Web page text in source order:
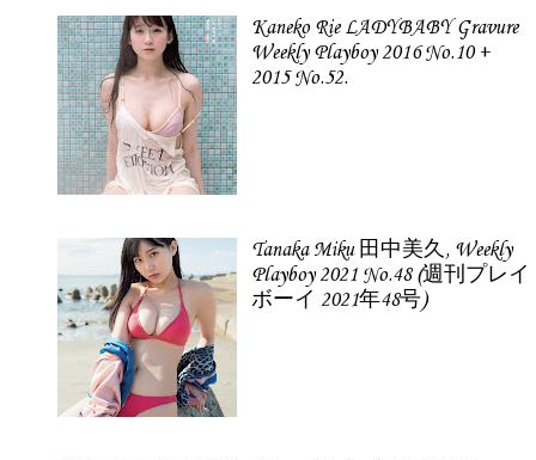
Kaneko Rie LADYBABY Gravure
Weekly Playboy 2016 No.10 +
2015 No.52.
Tanaka Miku 田中美久, Weekly
Playboy 2021 No.48 (週刊プレイ
ボーイ 2021年48号)